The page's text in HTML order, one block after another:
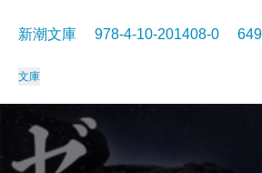
新潮文庫 978-4-10-201408-0
文庫